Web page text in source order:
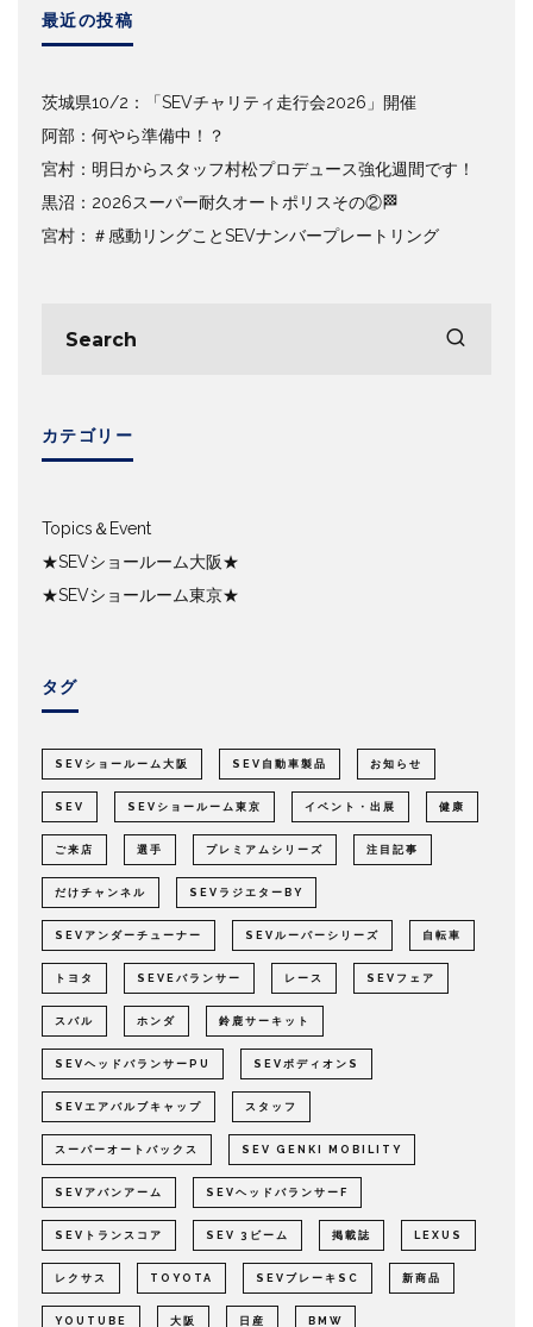
最近の投稿
茨城県10/2：「SEVチャリティ走行会2026」開催
阿部：何やら準備中！？
宮村：明日からスタッフ村松プロデュース強化週間です！
黒沼：2026スーパー耐久オートポリスその②🏁
宮村：＃感動リングことSEVナンバープレートリング
カテゴリー
Topics＆Event
★SEVショールーム大阪★
★SEVショールーム東京★
タグ
SEVショールーム大阪 SEV自動車製品 お知らせ
SEV SEVショールーム東京 イベント・出展 健康
ご来店 選手 プレミアムシリーズ 注目記事
だけチャンネル SEVラジエターBY
SEVアンダーチューナー SEVルーパーシリーズ 自転車
トヨタ SEVEバランサー レース SEVフェア
スバル ホンダ 鈴鹿サーキット
SEVヘッドバランサーPU SEVボディオンS
SEVエアバルブキャップ スタッフ
スーパーオートバックス SEV GENKI MOBILITY
SEVアバンアーム SEVヘッドバランサーF
SEVトランスコア SEV 3ビーム 掲載誌 LEXUS
レクサス TOYOTA SEVブレーキSC 新商品
YOUTUBE 大阪 日産 BMW